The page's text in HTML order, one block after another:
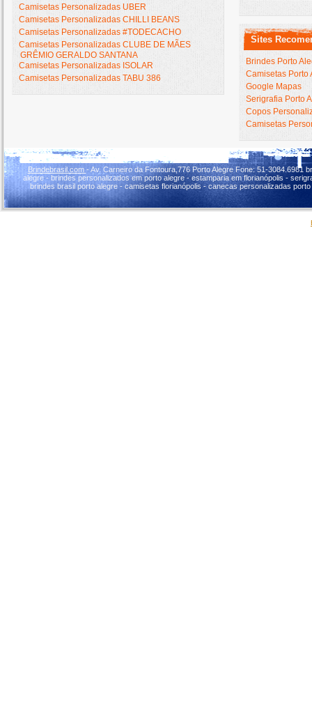
Camisetas Personalizadas UBER
Camisetas Personalizadas CHILLI BEANS
Camisetas Personalizadas #TODECACHO
Camisetas Personalizadas CLUBE DE MÃES
GRÊMIO GERALDO SANTANA
Camisetas Personalizadas ISOLAR
Camisetas Personalizadas TABU 386
Sites
Brindes Porto
Camisetas Porto
Google Mapas
Serigrafia Porto
Copos
Camisetas
Brindebrasil.com - Av. Carneiro da Fontoura,776 Porto Alegre Fone: 51-
alegre - brindes personalizados em porto alegre - estamparia em florianópolis -
brindes brasil porto alegre - camisetas florianópolis - canecas personalizadas